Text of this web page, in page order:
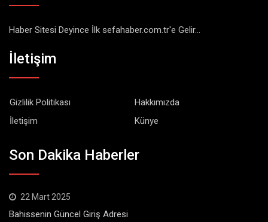
Haber Sitesi Deyince İlk sefahaber.com.tr'e Gelir...
İletişim
Gizlilik Politikası
Hakkımızda
İletişim
Künye
Son Dakika Haberler
22 Mart 2025
Bahissenin Güncel Giriş Adresi